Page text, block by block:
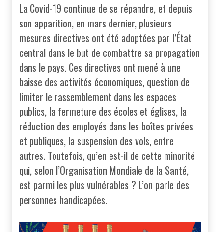
La Covid-19 continue de se répandre, et depuis
son apparition, en mars dernier, plusieurs
mesures directives ont été adoptées par l’État
central dans le but de combattre sa propagation
dans le pays. Ces directives ont mené à une
baisse des activités économiques, question de
limiter le rassemblement dans les espaces
publics, la fermeture des écoles et églises, la
réduction des employés dans les boîtes privées
et publiques, la suspension des vols, entre
autres. Toutefois, qu’en est-il de cette minorité
qui, selon l’Organisation Mondiale de la Santé,
est parmi les plus vulnérables ? L’on parle des
personnes handicapées.